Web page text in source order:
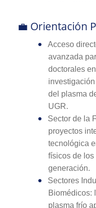
💼 Orientación
Acceso
avanzada
doctorales
del plasma
UGR.
Sector de la
proyectos
tecnológica
físicos de los
generación.
Sectores
Biomédicos:
plasma frío